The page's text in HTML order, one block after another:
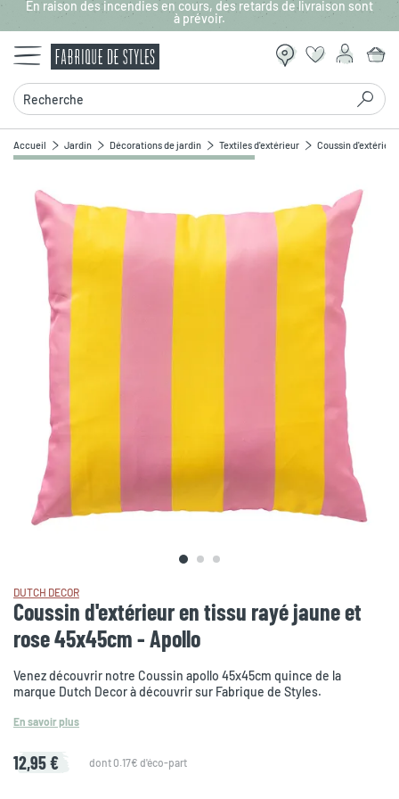
Aller au contenu principal
En raison des incendies en cours, des retards de livraison sont
à prévoir.
Recherche
Accueil Jardin Décorations de jardin Textiles d'extérieur Coussin
DUTCH DECOR
Coussin d'extérieur en tissu rayé jaune et
rose 45x45cm - Apollo
Venez découvrir notre Coussin apollo 45x45cm quince de la
marque Dutch Decor à découvrir sur Fabrique de Styles.
En savoir plus
12,95 € dont 0.17€ d'éco-part